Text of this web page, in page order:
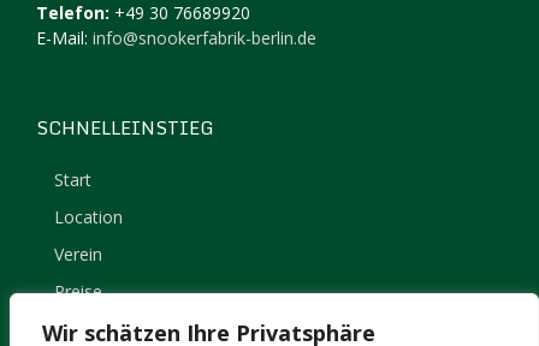
Wir schätzen Ihre Privatsphäre
Telefon: +49 30 76689920
E-Mail: info@snookerfabrik-berlin.de
SCHNELLEINSTIEG
Start
Location
Verein
Preise
Kontakt